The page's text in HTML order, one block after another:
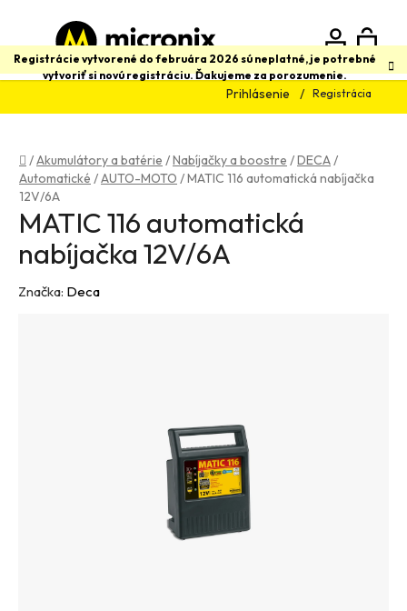
obsah
Registrácie vytvorené do februára 2026 sú neplatné, je potrebné
vytvoriť si novú registráciu. Ďakujeme za porozumenie.
Prihlásenie Registrácia
Hľadať
Domov
/Akumulátory a batérie /Nabíjačky a boostre /DECA/
Automatické /AUTO-MOTO /MATIC 116 automatická nabíjačka
12V/6A
MATIC 116 automatická
nabíjačka 12V/6A
Značka: Deca